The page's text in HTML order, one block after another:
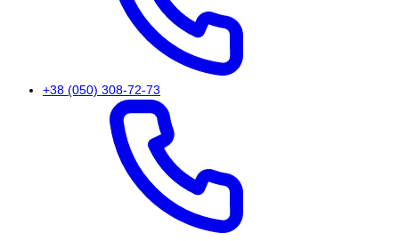
+38 (050) 308-72-73